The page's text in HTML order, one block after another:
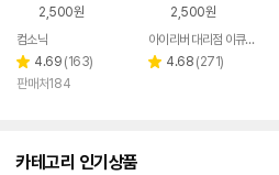
2,500원
컴소닉
별
점
4.69 리
뷰
(163)
판매처184
2,500원
아이리버 대리점 이큐웨어
별 4.68 리
(271)
카테고리 인기상품